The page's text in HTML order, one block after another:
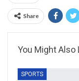
Share
You Might Also
SPORTS